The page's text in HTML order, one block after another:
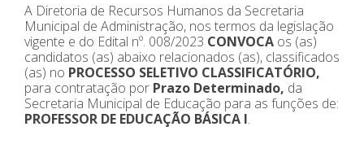
A Diretoria de Recursos Humanos da Secretaria
Municipal de Administração, nos termos da legislação
vigente e do Edital nº. 008/2023 CONVOCA os (as)
candidatos (as) abaixo relacionados (as), classificados
(as) no PROCESSO SELETIVO CLASSIFICATÓRIO,
para contratação por Prazo Determinado, da
Secretaria Municipal de Educação para as funções de:
PROFESSOR DE EDUCAÇÃO BÁSICA I.